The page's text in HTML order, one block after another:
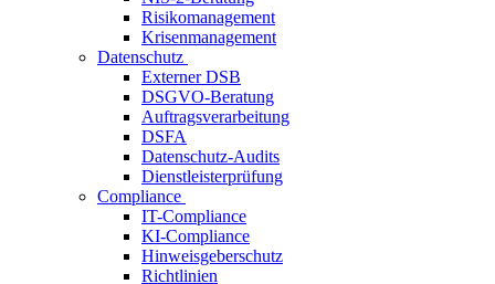
Risikomanagement
Krisenmanagement
Datenschutz
Externer DSB
DSGVO-Beratung
Auftragsverarbeitung
DSFA
Datenschutz-Audits
Dienstleisterprüfung
Compliance
IT-Compliance
KI-Compliance
Hinweisgeberschutz
Richtlinien